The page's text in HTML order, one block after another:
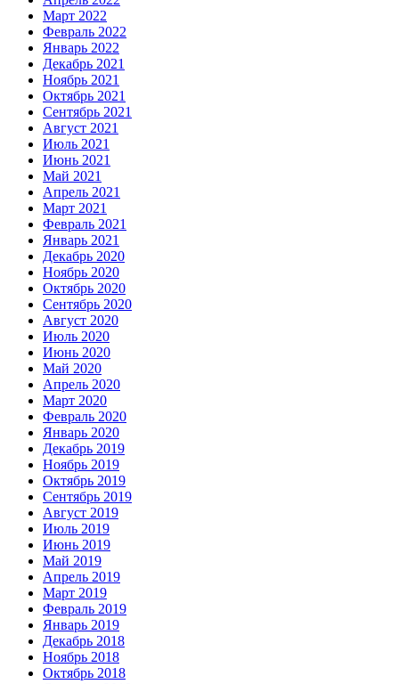
Март 2022
Февраль 2022
Январь 2022
Декабрь 2021
Ноябрь 2021
Октябрь 2021
Сентябрь 2021
Август 2021
Июль 2021
Июнь 2021
Май 2021
Апрель 2021
Март 2021
Февраль 2021
Январь 2021
Декабрь 2020
Ноябрь 2020
Октябрь 2020
Сентябрь 2020
Август 2020
Июль 2020
Июнь 2020
Май 2020
Апрель 2020
Март 2020
Февраль 2020
Январь 2020
Декабрь 2019
Ноябрь 2019
Октябрь 2019
Сентябрь 2019
Август 2019
Июль 2019
Июнь 2019
Май 2019
Апрель 2019
Март 2019
Февраль 2019
Январь 2019
Декабрь 2018
Ноябрь 2018
Октябрь 2018